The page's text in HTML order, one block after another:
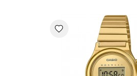
favorite